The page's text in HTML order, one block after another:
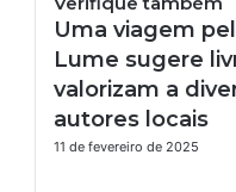
F
e
h
a
r
Uma viagem
Lume sugere
valorizam a
autores locais
11 de fevereiro de 2025